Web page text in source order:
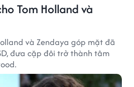
Tom Holland và
và Zendaya góp mặt đã
đưa cặp đôi trở thành tâm